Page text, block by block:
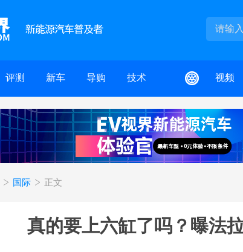
评测 新车 导购 技术 视频
国际 正文
真的要上六缸了吗？曝法